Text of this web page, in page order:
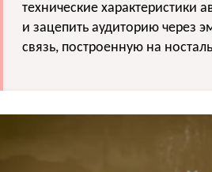
технические характеристики
и зацепить аудиторию через
связь, построенную на